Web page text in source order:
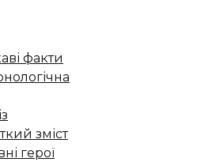
факти
зміст
герої